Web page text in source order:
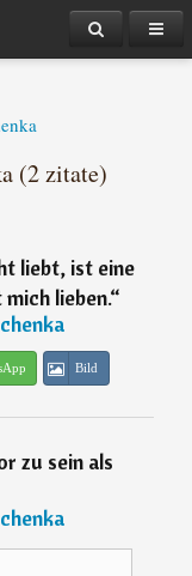
(2 zitate)
liebt, ist eine
lieben.“
Bild
zu sein als